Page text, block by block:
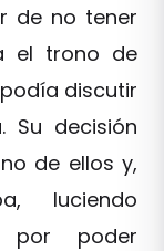
de no tener
el trono de
discutir
Su decisión
de ellos y,
luciendo
por poder